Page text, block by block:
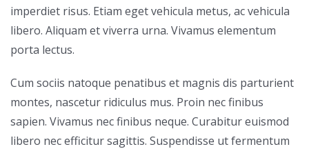
imperdiet risus. Etiam eget vehicula metus, ac vehicula
libero. Aliquam et viverra urna. Vivamus elementum
porta lectus.
Cum sociis natoque penatibus et magnis dis parturient
montes, nascetur ridiculus mus. Proin nec finibus
sapien. Vivamus nec finibus neque. Curabitur euismod
libero nec efficitur sagittis. Suspendisse ut fermentum